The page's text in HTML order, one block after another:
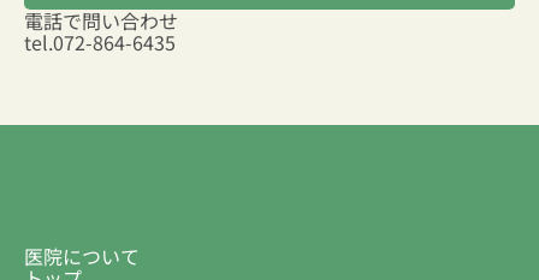
電話で問い合わせ
tel.072-864-6435
医院について